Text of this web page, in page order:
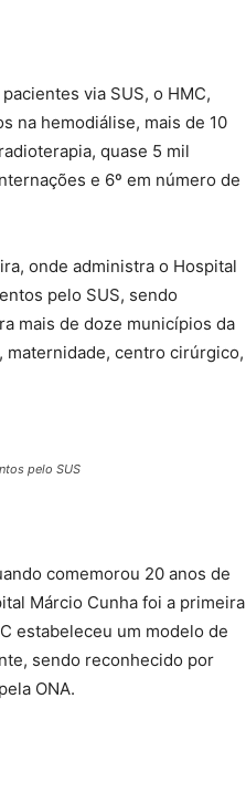
via SUS, o HMC,
na hemodiálise, mais de 10
quase 5 mil
e 6º em número de
onde administra o Hospital
pelo SUS, sendo
mais de doze municípios da
maternidade, centro cirúrgico,
pelo SUS
comemorou 20 anos de
Márcio Cunha foi a primeira
estabeleceu um modelo de
sendo reconhecido por
ONA.